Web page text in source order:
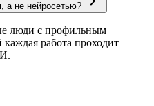
а не нейросетью?
люди с профильным
работа проходит